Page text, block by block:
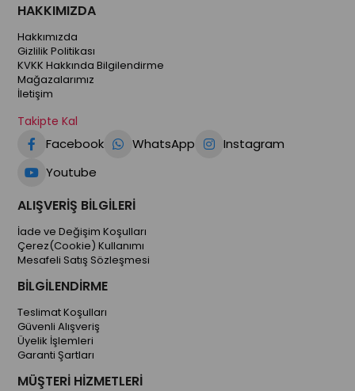
HAKKIMIZDA
Hakkımızda
Gizlilik Politikası
KVKK Hakkında Bilgilendirme
Mağazalarımız
İletişim
Takipte Kal
Facebook WhatsApp
Instagram
Youtube
ALIŞVERİŞ BİLGİLERİ
İade ve Değişim Koşulları
Çerez(Cookie) Kullanımı
Mesafeli Satış Sözleşmesi
BİLGİLENDİRME
Teslimat Koşulları
Güvenli Alışveriş
Üyelik İşlemleri
Garanti Şartları
MÜŞTERİ HİZMETLERİ